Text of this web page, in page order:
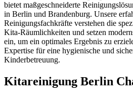
bietet maßgeschneiderte
in Berlin und Brandenburg. Unsere
Reinigungsfachkräfte verstehen die
Kita-Räumlichkeiten und setzen
ein, um ein optimales Ergebnis zu
Expertise für eine hygienische und
Kinderbetreuung.
Kitareinigung Berlin